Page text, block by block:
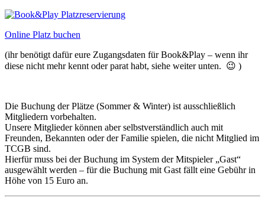
Online Platz buchen
(ihr benötigt dafür eure Zugangsdaten für Book&Play – wenn ihr
diese nicht mehr kennt oder parat habt, siehe weiter unten. 😉 )
Die Buchung der Plätze (Sommer & Winter) ist ausschließlich
Mitgliedern vorbehalten.
Unsere Mitglieder können aber selbstverständlich auch mit
Freunden, Bekannten oder der Familie spielen, die nicht Mitglied im
TCGB sind.
Hierfür muss bei der Buchung im System der Mitspieler „Gast“
ausgewählt werden – für die Buchung mit Gast fällt eine Gebühr in
Höhe von 15 Euro an.